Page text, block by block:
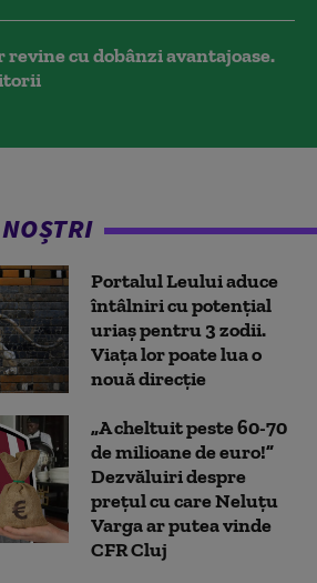
cu dobânzi avantajoase.
Portalul Leului aduce
întâlniri cu potențial
uriaș pentru 3 zodii.
Viața lor poate lua o
nouă direcție
„A cheltuit peste 60-70
de milioane de euro!”
Dezvăluiri despre
prețul cu care Neluțu
Varga ar putea vinde
CFR Cluj